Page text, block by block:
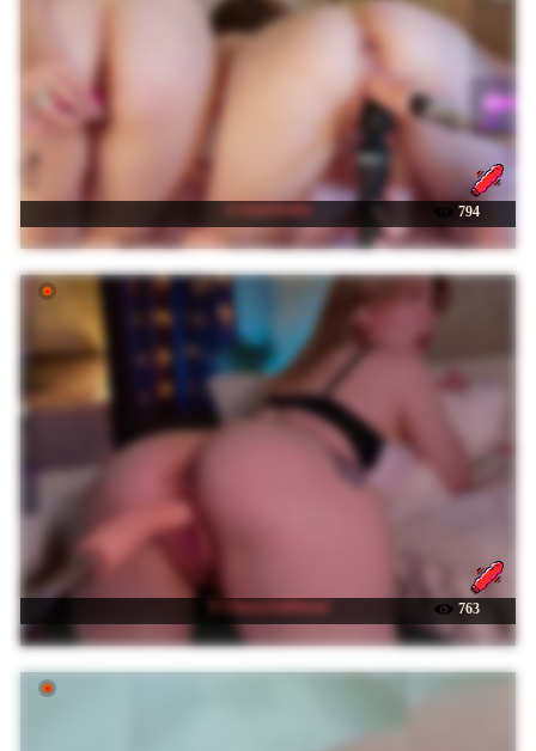
794
☉ CherryGirlfriend 763